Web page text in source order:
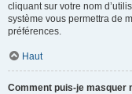
cliquant sur votre nom
système vous permettra de
préférences.
Haut
Comment puis-je masquer